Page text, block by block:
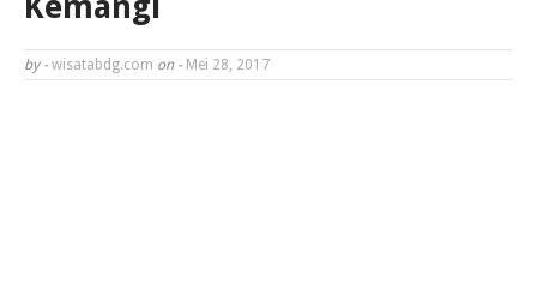
by - wisatabdg.com on - Mei 28, 2017